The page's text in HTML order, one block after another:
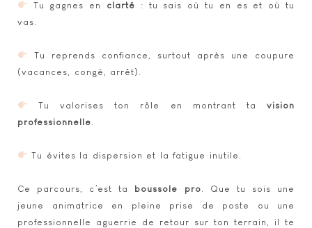
Tu gagnes en clarté : tu sais où tu en es et où tu
vas.
Tu reprends confiance, surtout après une coupure
(vacances, congé, arrêt).
Tu valorises ton rôle en montrant ta vision
professionnelle
Tu évites la dispersion et la fatigue inutile.
Ce parcours, c’est ta boussole pro . Que tu sois une
jeune animatrice en pleine prise de poste ou une
professionnelle aguerrie de retour sur ton terrain, il te